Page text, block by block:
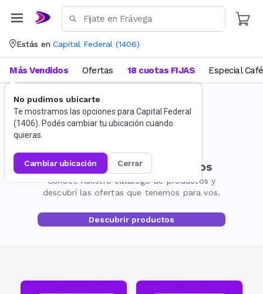
Estás en Capital Federal (1406)
No pudimos ubicarte
Te mostramos las opciones para Capital Federal
(1406). Podés cambiar tu ubicación cuando
quieras.
cambiar ubicación cerrar
Más Vendidos Ofertas 18 cuotas FIJAS Especial Café
No encontramos resultados
Conocé nuestro catálogo de productos y
descubrí las ofertas que tenemos para vos.
Descubrir productos